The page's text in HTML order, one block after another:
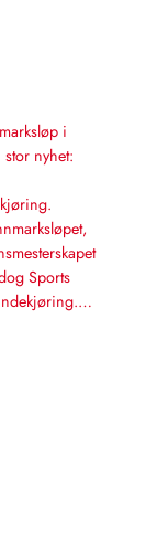
i
nyhet:
Sports